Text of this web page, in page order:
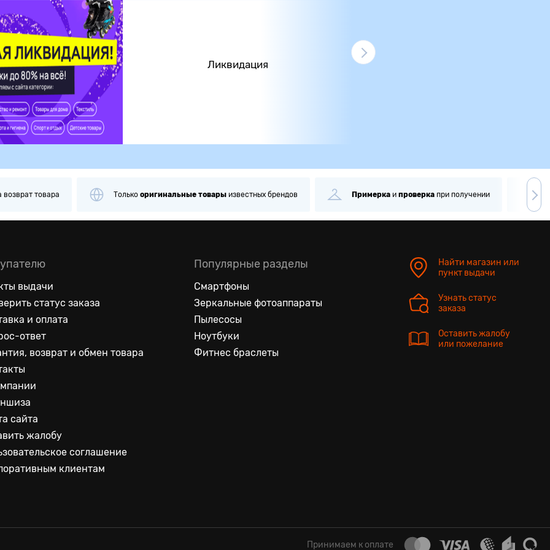
Ликвидация
товарыизвестных брендов Примеркаипроверка при получении Самовывозчерез1 минуту Более
выдачи
статус заказа
и оплата
ответ
возврат и обмен товара
сайта
жалобу
соглашение
клиентам
Популярные разделы
Смартфоны
Зеркальные фотоаппараты
Пылесосы
Ноутбуки
Фитнес браслеты
Найти магазин или
пункт выдачи
Узнать статус
заказа
Оставить жалобу
или пожелание
Принимаем к оплате